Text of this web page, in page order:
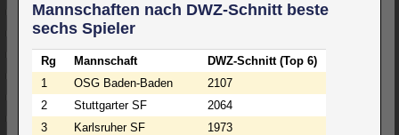
Mannschaften nach DWZ-Schnitt beste
sechs Spieler
Rg Mannschaft
DWZ-Schnitt (Top 6)
1
OSG Baden-Baden
2107
2
Stuttgarter SF
2064
3
Karlsruher SF
1973